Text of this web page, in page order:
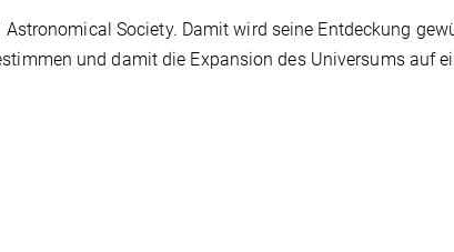
Society. Damit wird seine Entdeckung
und damit die Expansion des Universums auf